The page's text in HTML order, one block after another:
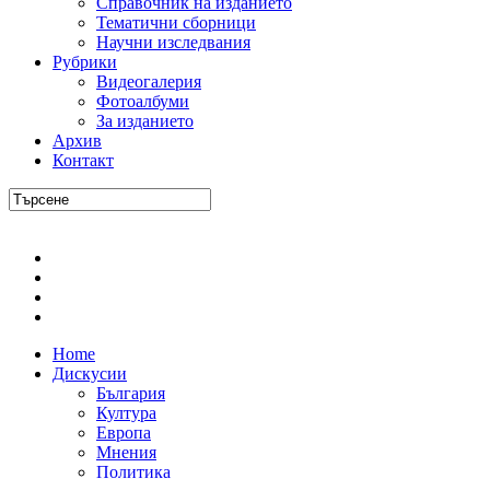
Тематични сборници
Научни изследвания
Рубрики
Видеогалерия
Фотоалбуми
За изданието
Архив
Контакт
Home
Дискусии
България
Култура
Европа
Мнения
Политика